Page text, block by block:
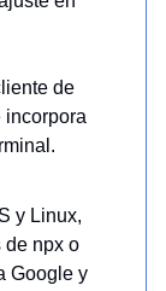
de
incorpora
y Linux,
de npx o
Google y